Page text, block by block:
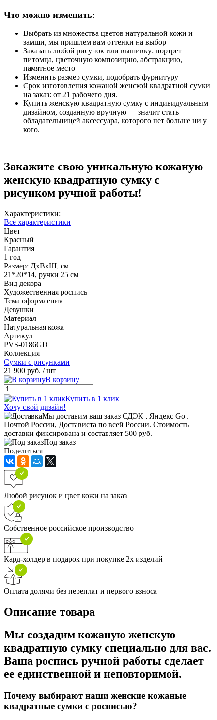
Что можно изменить:
Выбрать из множества цветов натуральной кожи и
замши, мы пришлем вам оттенки на выбор
Заказать любой рисунок или вышивку: портрет
питомца, цветочную композицию, абстракцию,
памятное место
Изменить размер сумки, подобрать фурнитуру
Срок изготовления кожаной женской квадратной сумки
на заказ: от 21 рабочего дня.
Купить женскую квадратную сумку с индивидуальным
дизайном, созданную вручную — значит стать
обладательницей аксессуара, которого нет больше ни у
кого.
Закажите свою уникальную кожаную
женскую квадратную сумку с
рисунком ручной работы!
Характеристики:
Все характеристики
Цвет
Красный
Гарантия
1 год
Размер: ДхВхШ, см
21*20*14, ручки 25 см
Вид декора
Художественная роспись
Тема оформления
Девушки
Материал
Натуральная кожа
Артикул
PVS-0186GD
Коллекция
Сумки с рисунками
21 900 руб. / шт
В корзину
Купить в 1 клик
Хочу свой дизайн!
Мы доставим ваш заказ СДЭК , Яндекс Go ,
Почтой России, Достависта по всей России. Стоимость
доставки фиксирована и составляет 500 руб.
Под заказ
Поделиться
Любой рисунок и цвет кожи на заказ
Собственное российское производство
Кард-холдер в подарок при покупке 2х изделий
Оплата долями без переплат и первого взноса
Описание товара
Мы создадим кожаную женскую
квадратную сумку специально для вас.
Ваша роспись ручной работы сделает
ее единственной и неповторимой.
Почему выбирают наши женские кожаные
квадратные сумки с росписью?